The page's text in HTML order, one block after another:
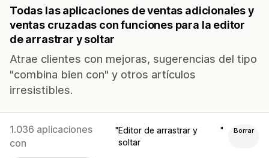
Todas las aplicaciones de ventas adicionales y
ventas cruzadas con funciones para la editor
de arrastrar y soltar
Atrae clientes con mejoras, sugerencias del tipo
"combina bien con" y otros artículos
irresistibles.
1.036 aplicaciones
con
Editor de arrastrar y
soltar
Borrar